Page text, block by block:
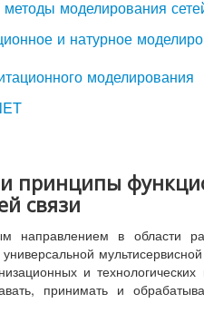
моделирования
и натурное
моделирования
принципы
связи
направлением в области
универсальной
и
принимать и